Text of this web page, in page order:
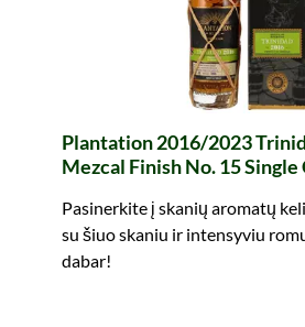
Plantation 2016/2023
Mezcal Finish No. 15 Single
Pasinerkite į skanių aromatų
su šiuo skaniu ir intensyviu
dabar!